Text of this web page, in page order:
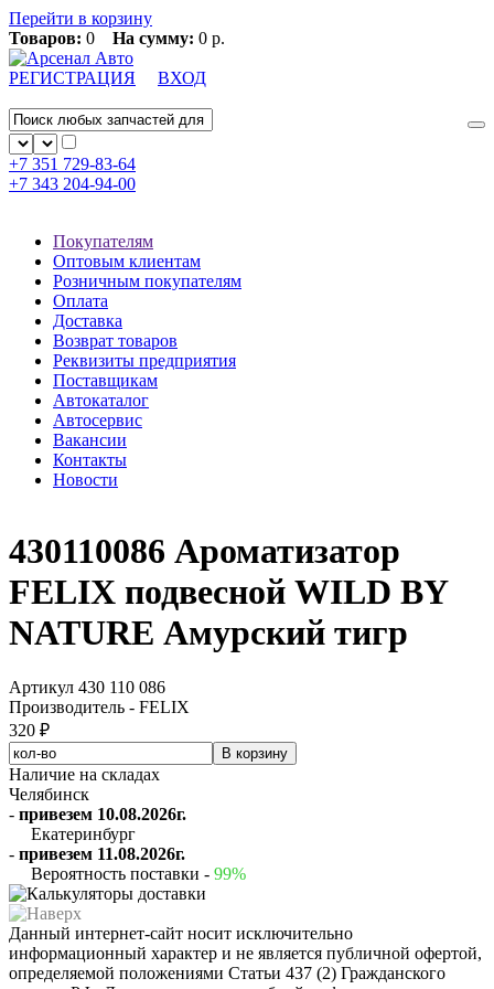
Перейти в корзину
Товаров: 0 На сумму: 0 р.
РЕГИСТРАЦИЯ ВХОД
+7 351 729-83-64
+7 343 204-94-00
Покупателям
Оптовым клиентам
Розничным покупателям
Оплата
Доставка
Возврат товаров
Реквизиты предприятия
Поставщикам
Автокаталог
Автосервис
Вакансии
Контакты
Новости
430110086 Ароматизатор
FELIX подвесной WILD BY
NATURE Амурский тигр
Артикул 430 110 086
Производитель - FELIX
320 ₽
Наличие на складах
Челябинск
- привезем 10.08.2026г.
Екатеринбург
- привезем 11.08.2026г.
Вероятность поставки - 99%
Данный интернет-сайт носит исключительно
информационный характер и не является публичной офертой,
определяемой положениями Статьи 437 (2) Гражданского